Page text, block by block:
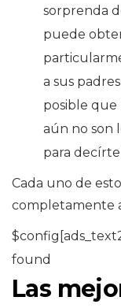
sorprenda
puede
a sus
posible que
aún no son
para
Cada uno de
completamente
found
Las